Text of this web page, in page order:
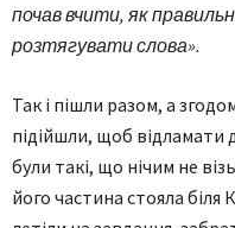
почав вчити, як
розтягувати слова».
Так і пішли разом, а
підійшли, щоб відламати
були такі, що нічим не
його частина стояла біля